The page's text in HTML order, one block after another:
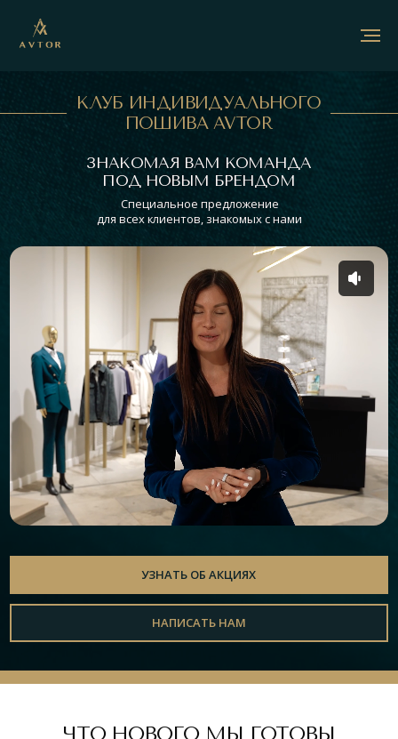
ЗНАКОМАЯ ВАМ КОМАНДА
ПОД НОВЫМ БРЕНДОМ
КЛУБ ИНДИВИДУАЛЬНОГО
ПОШИВА AVTOR
Специальное предложение
для всех клиентов, знакомых с нами
НАПИСАТЬ НАМ
ЧТО НОВОГО МЫ ГОТОВЫ